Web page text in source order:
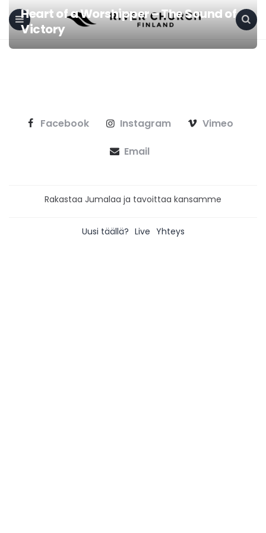
Heart of a Worshipper – The Sound of
Victory
Facebook Instagram Vimeo
Email
Rakastaa Jumalaa ja tavoittaa kansamme
Uusi täällä? Live Yhteys